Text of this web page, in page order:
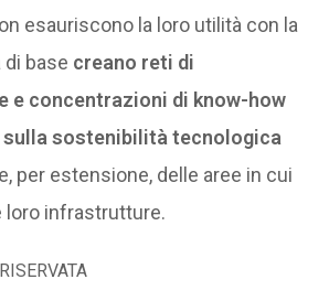
esauriscono la loro utilità con la
base creano reti di
e concentrazioni di know-how
sostenibilità tecnologica
e, per estensione, delle aree in cui
loro infrastrutture.